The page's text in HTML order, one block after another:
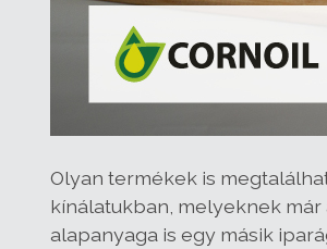
Olyan termékek is
kínálatukban, melyeknek már
alapanyaga is egy másik